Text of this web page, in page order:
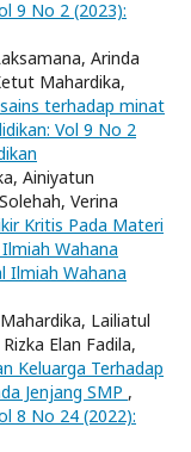
9 No 2 (2023):
Arinda
Mahardika,
terhadap minat
Vol 9 No 2
Ainiyatun
Verina
Kritis Pada Materi
Ilmiah Wahana
Ilmiah Wahana
Lailiatul
Elan Fadila,
Keluarga Terhadap
Jenjang SMP ,
8 No 24 (2022):